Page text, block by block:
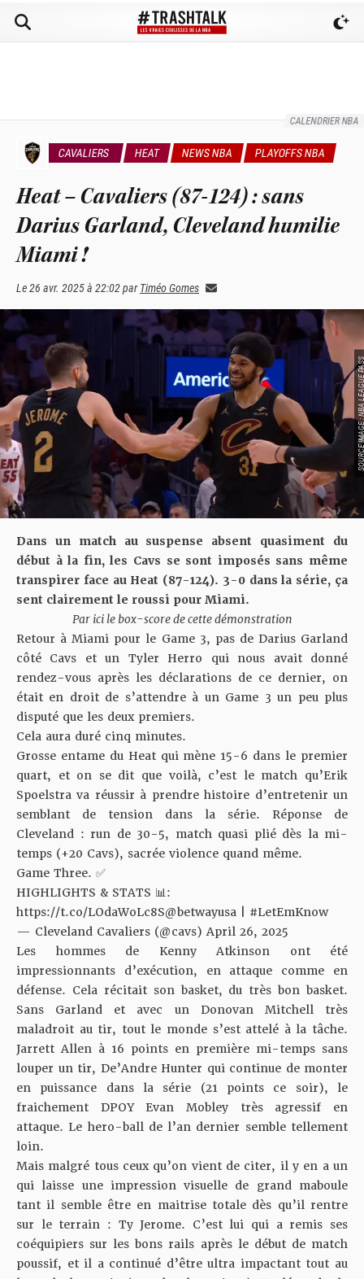
CALENDRIER NBA
CAVALIERS HEAT NEWS NBA PLAYOFFS NBA
Heat – Cavaliers (87-124) : sans
Darius Garland, Cleveland humilie
Miami !
Le26 avr. 2025 à 22:02par Timéo Gomes
SOURCE
Dans un match au suspense absent quasiment du
début à la fin, les Cavs se sont imposés sans même
transpirer face au Heat (87-124). 3-0 dans la série, ça
sent clairement le roussi pour Miami.
Par ici le box-score de cette démonstration
Retour à Miami pour le Game 3, pas de Darius Garland
côté Cavs et un Tyler Herro qui nous avait donné
rendez-vous après les déclarations de ce dernier, on
était en droit de s’attendre à un Game 3 un peu plus
disputé que les deux premiers.
Cela aura duré cinq minutes.
Grosse entame du Heat qui mène 15-6 dans le premier
quart, et on se dit que voilà, c’est le match qu’Erik
Spoelstra va réussir à prendre histoire d’entretenir un
semblant de tension dans la série. Réponse de
Cleveland : run de 30-5, match quasi plié dès la mi-
temps (+20 Cavs), sacrée violence quand même.
Game Three. ✅
HIGHLIGHTS & STATS 📊:
https://t.co/LOdaWoLc8S@betwayusa
#LetEmKnow
— Cleveland Cavaliers (@cavs) April 26, 2025
Les hommes de Kenny Atkinson ont été
impressionnants d’exécution, en attaque comme en
défense. Cela récitait son basket, du très bon basket.
Sans Garland et avec un Donovan Mitchell très
maladroit au tir, tout le monde s’est attelé à la tâche.
Jarrett Allen à 16 points en première mi-temps sans
louper un tir, De’Andre Hunter qui continue de monter
en puissance dans la série (21 points ce soir), le
fraichement DPOY Evan Mobley très agressif en
attaque. Le hero-ball de l’an dernier semble tellement
loin.
Mais malgré tous ceux qu’on vient de citer, il y en a un
qui laisse une impression visuelle de grand maboule
tant il semble être en maitrise totale dès qu’il rentre
sur le terrain : Ty Jerome. C’est lui qui a remis ses
coéquipiers sur les bons rails après le début de match
poussif, et il a continué d’être ultra impactant tout au